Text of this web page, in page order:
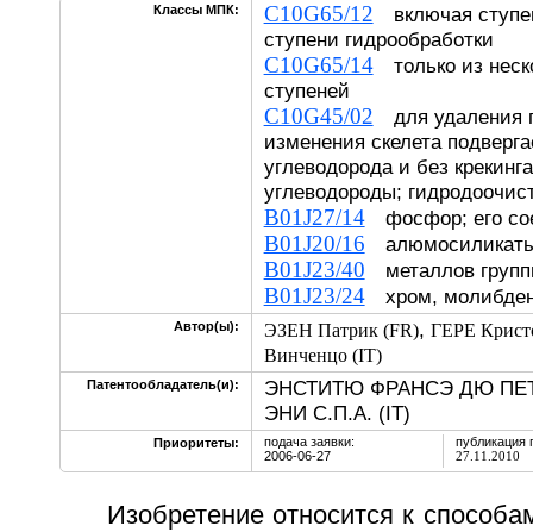
Классы МПК: C10G65/12 включая
ступени гидрообработки
C10G65/14только из
ступеней
C10G45/02 для удаления
изменения скелета
углеводорода и без
углеводороды;
B01J27/14фосфор; его
B01J20/16
B01J23/40 металлов
B01J23/24хром,
Автор(ы): ЭЗЕН Патрик (FR), ГЕРЕ
Винченцо (IT)
Патентообладатель(и):
ЭНСТИТЮ ФРАНСЭ ДЮ
ЭНИ С.П.А. (IT)
Приоритеты:
подача заявки:
2006-06-27
публикация
27.11.2010
Изобретение относится к